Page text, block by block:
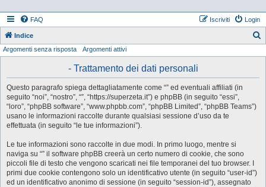
FAQ Login
Iscriviti
Indice
Argomenti senza risposta Argomenti attivi
- Trattamento dei dati personali
Questo paragrafo spiega dettagliatamente come “” ed eventuali affiliati (in
seguito “noi”, “nostro”, “”, “https://superzeta.it”) e phpBB (in seguito “essi”,
“loro”, “phpBB software”, “www.phpbb.com”, “phpBB Limited”, “phpBB Teams”)
usano le informazioni raccolte durante qualsiasi sessione d’uso da te
effettuata (in seguito “le tue informazioni”).
Le tue informazioni sono raccolte in due modi. In primo luogo, mentre si
naviga su “” il software phpBB creerà un certo numero di cookie, che sono
piccoli file di testo che vengono scaricati nei file temporanei del tuo browser. I
primi due cookie contengono solo un identificativo utente (in seguito “user-id”)
ed un identificativo anonimo di sessione (in seguito “session-id”), assegnato